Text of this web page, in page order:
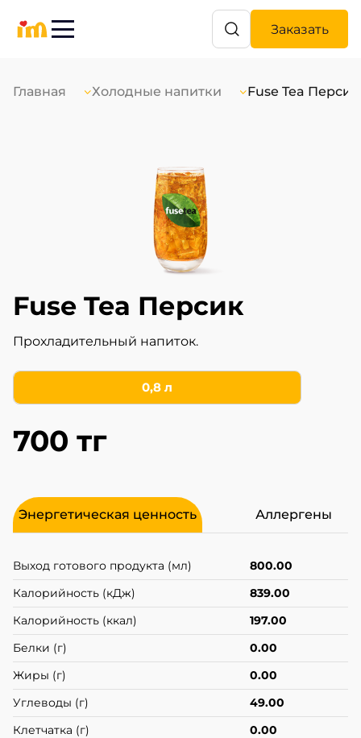
Заказать
Главная Холодные напитки Fuse Tea Персик
Fuse Tea Персик
Прохладительный напиток.
0,8 л
700 тг
Энергетическая ценность Аллергены
Выход готового продукта (мл)
800.00
Калорийность (кДж)
839.00
Калорийность (ккал)
197.00
Белки (г)
0.00
Жиры (г)
0.00
Углеводы (г)
49.00
Клетчатка (г)
0.00